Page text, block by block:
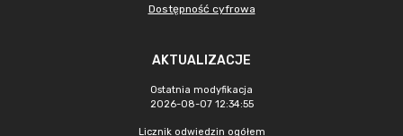
Dostępność cyfrowa
AKTUALIZACJE
Ostatnia modyfikacja
2026-08-07 12:34:55
Licznik odwiedzin ogółem